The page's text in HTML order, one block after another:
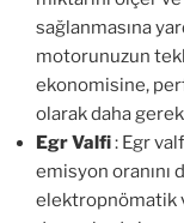
sağlanmasına
motorunuzun
ekonomisine,
olarak daha
Egr Valfi: Egr
emisyon
elektropnömatik